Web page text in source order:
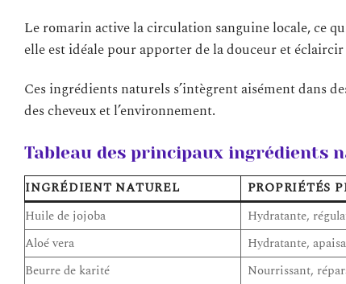
Le romarin active la circulation sanguine locale, ce
elle est idéale pour apporter de la douceur et
Ces ingrédients naturels s’intègrent aisément dans
des cheveux et l’environnement.
Tableau des principaux ingrédients
INGRÉDIENT NATUREL PROPRIÉTÉS
Huile de jojoba
Hydratante,
Aloé vera
Hydratante,
Beurre de karité
Nourrissant,